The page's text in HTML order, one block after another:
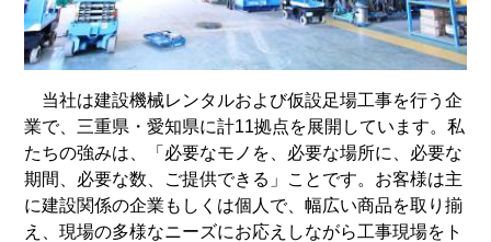
当社は建設機械レンタルおよび仮設足場工事を行う企
業で、三重県・愛知県に計11拠点を展開しています。私
たちの強みは、「必要なモノを、必要な場所に、必要な
期間、必要な数、ご提供できる」ことです。お客様は主
に建設関係の企業もしくは個人で、幅広い商品を取り揃
え、現場の多様なニーズにお応えしながら工事現場をト